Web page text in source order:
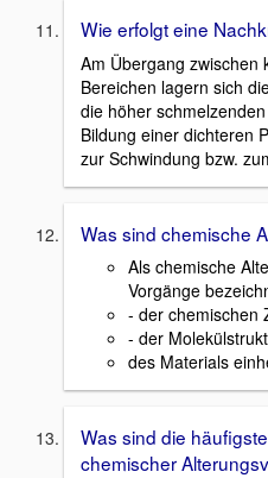
Wie erfolgt eine
Am Übergang zwischen
Bereichen lagern sich
die höher
Bildung einer dichteren
zur Schwindung bzw.
Was sind chemische
Als chemische
Vorgänge
- der chemischen
- der
des Materials
Was sind die
chemischer